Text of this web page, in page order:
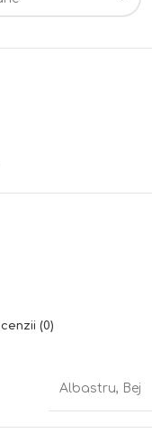
(0)
Albastru, Bej